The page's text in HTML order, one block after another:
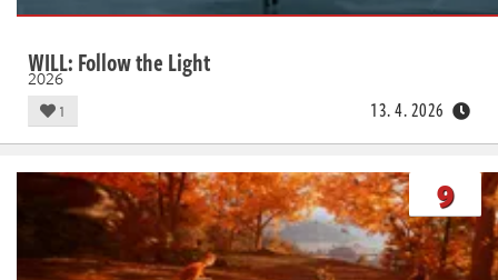
WILL: Follow the Light
2026
1 13. 4. 2026
9